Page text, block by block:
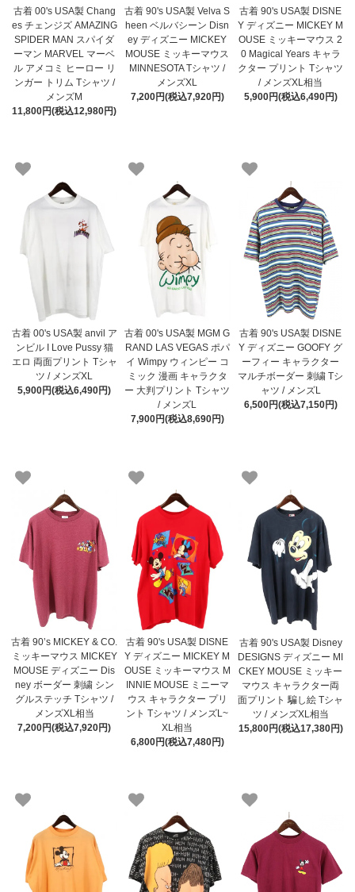
古着 00's USA製 Chang
es チェンジズ AMAZING
SPIDER MAN スパイダ
ーマン MARVEL マーベ
ル アメコミ ヒーロー リ
ンガー トリム Tシャツ /
メンズM
11,800円(税込12,980円)
古着 90's USA製 Velva S
heen ベルバシーン Disn
ey ディズニー MICKEY
MOUSE ミッキーマウス
MINNESOTA Tシャツ /
メンズXL
7,200円(税込7,920円)
古着 90's USA製 DISNE
Y ディズニー MICKEY M
OUSE ミッキーマウス 2
0 Magical Years キャラ
クター プリント Tシャツ
/ メンズXL相当
5,900円(税込6,490円)
古着 00's USA製 anvil ア
ンビル I Love Pussy 猫
エロ 両面プリント Tシャ
ツ / メンズXL
5,900円(税込6,490円)
古着 00's USA製 MGM G
RAND LAS VEGAS ポパ
イ Wimpy ウィンピー コ
ミック 漫画 キャラクタ
ー 大判プリント Tシャツ
/ メンズL
7,900円(税込8,690円)
古着 90's USA製 DISNE
Y ディズニー GOOFY グ
ーフィー キャラクター
マルチボーダー 刺繍 Tシ
ャツ / メンズL
6,500円(税込7,150円)
古着 90’s MICKEY & CO.
ミッキーマウス MICKEY
MOUSE ディズニー Dis
ney ボーダー 刺繍 シン
グルステッチ Tシャツ /
メンズXL相当
7,200円(税込7,920円)
古着 90's USA製 DISNE
Y ディズニー MICKEY M
OUSE ミッキーマウス M
INNIE MOUSE ミニーマ
ウス キャラクター プリ
ント Tシャツ / メンズL~
XL相当
6,800円(税込7,480円)
古着 90's USA製 Disney
DESIGNS ディズニー MI
CKEY MOUSE ミッキー
マウス キャラクター両
面プリント 騙し絵 Tシャ
ツ / メンズXL相当
15,800円(税込17,380円)